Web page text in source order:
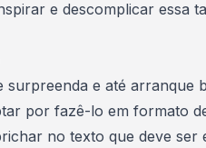
e descomplicar essa
e até arranque
por fazê-lo em formato
no texto que deve ser